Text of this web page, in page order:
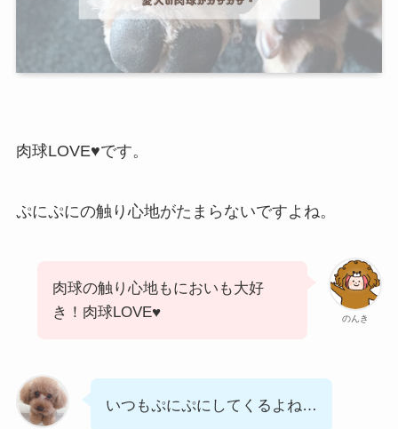
肉球LOVE♥です。
ぷにぷにの触り心地がたまらないですよね。
のんき
肉球の触り心地もにおいも大好
き！肉球LOVE♥
いつもぷにぷにしてくるよね…